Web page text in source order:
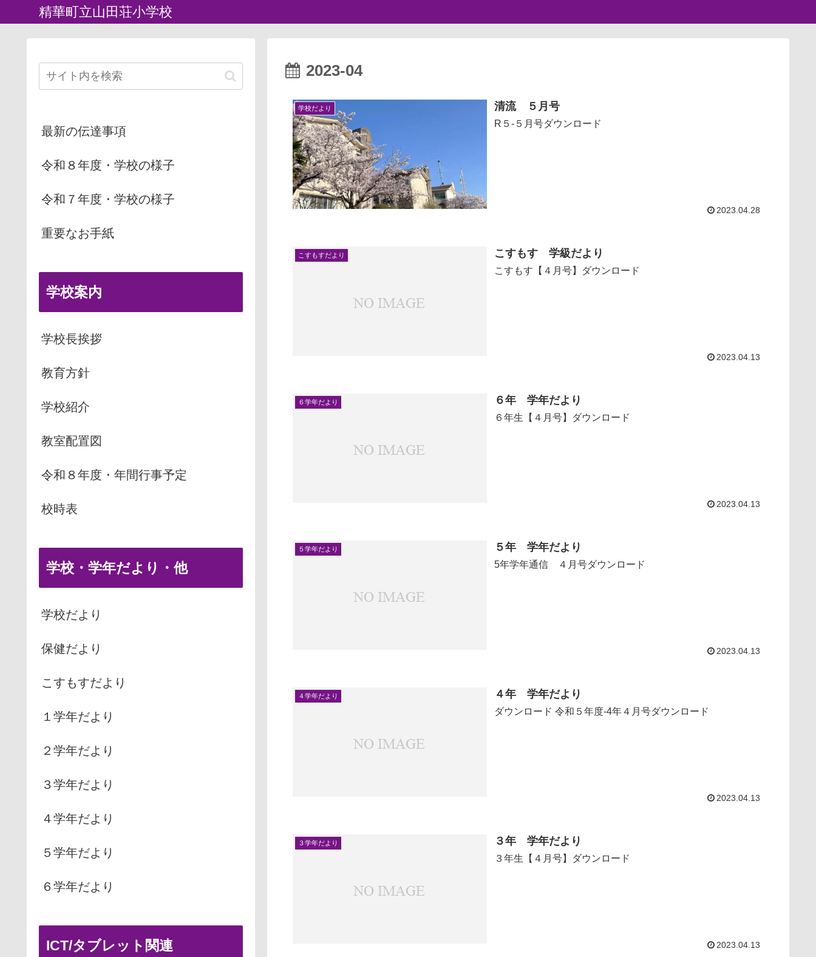
精華町立山田荘小学校
2023-04
学校だより 清流 ５月号
R５-５月号ダウンロード
2023.04.28
こすもすだより こすもす 学級だより
こすもす【４月号】ダウンロード
2023.04.13
６学年だより ６年 学年だより
６年生【４月号】ダウンロード
2023.04.13
５学年だより ５年 学年だより
5年学年通信 ４月号ダウンロード
2023.04.13
４学年だより ４年 学年だより
ダウンロード 令和５年度-4年４月号ダウンロード
2023.04.13
３学年だより ３年 学年だより
３年生【４月号】ダウンロード
2023.04.13
最新の伝達事項
令和８年度・学校の様子
令和７年度・学校の様子
重要なお手紙
学校案内
学校長挨拶
教育方針
学校紹介
教室配置図
令和８年度・年間行事予定
校時表
学校・学年だより・他
学校だより
保健だより
こすもすだより
１学年だより
２学年だより
３学年だより
４学年だより
５学年だより
６学年だより
ICT/タブレット関連